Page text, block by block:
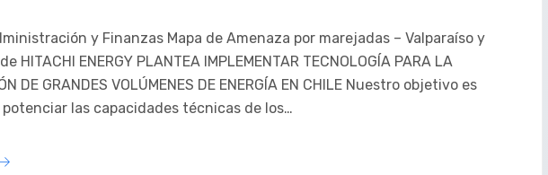
y Finanzas Mapa de Amenaza por marejadas – Valparaíso y
HITACHI ENERGY PLANTEA IMPLEMENTAR TECNOLOGÍA PARA LA
DE GRANDES VOLÚMENES DE ENERGÍA EN CHILE Nuestro objetivo es
las capacidades técnicas de los…